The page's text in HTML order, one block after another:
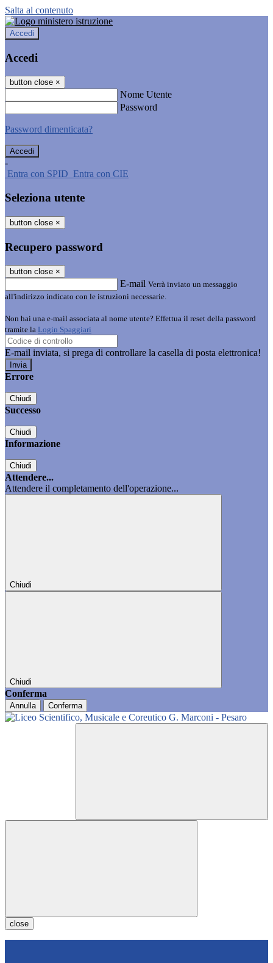
Salta al contenuto
Accedi
Accedi
button close ×
Nome Utente
Password
Password dimenticata?
-
Entra con SPID Entra con CIE
Seleziona utente
button close ×
Recupero password
button close ×
E-mail Verrà inviato un messaggio
all'indirizzo indicato con le istruzioni necessarie.
Non hai una e-mail associata al nome utente? Effettua il reset della password
tramite la Login Spaggiari
E-mail inviata, si prega di controllare la casella di posta elettronica!
Errore
Chiudi
Successo
Chiudi
Informazione
Chiudi
Attendere...
Attendere il completamento dell'operazione...
Chiudi
Chiudi
Conferma
Annulla Conferma
close